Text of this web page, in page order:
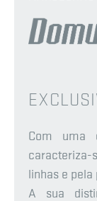
Com uma
linhas e
A sua